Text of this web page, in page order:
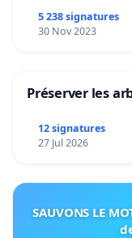
5 238 signatures
30 Nov 2023
Préserver les
12 signatures
27 Jul 2026
SAUVONS LE